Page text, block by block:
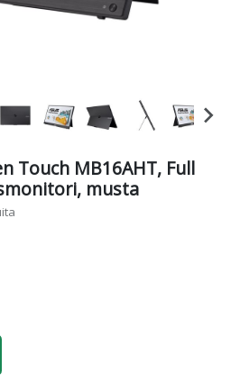
Touch MB16AHT, Full
musta